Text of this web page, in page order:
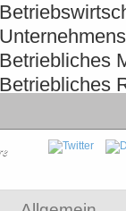
Betriebliches
Betriebliches